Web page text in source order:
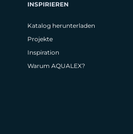
INSPIRIEREN
Katalog herunterladen
Projekte
Inspiration
Warum AQUALEX?